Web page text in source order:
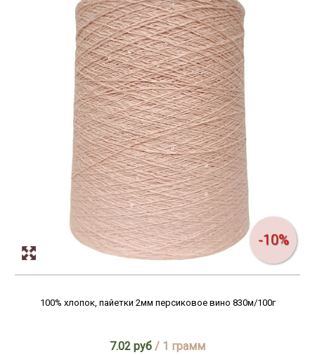
-10%
100% хлопок, пайетки 2мм персиковое вино 830м/100г
7.02 руб / 1 грамм